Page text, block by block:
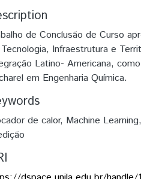
de Conclusão de Curso
Infraestrutura e
Latino- Americana,
em Engenharia Química.
de calor, Machine Learning,